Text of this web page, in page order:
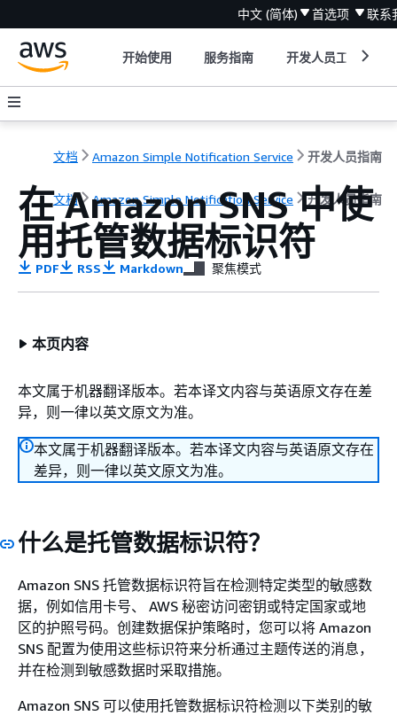
中文 (简体) 首选项 联系
开始使用 服务指南 开发人员工具
文档 Amazon Simple Notification Service 开发人员指南
文档 Amazon Simple Notification Service 开发人员指南
在 Amazon SNS 中使
用托管数据标识符
PDF RSS Markdown 聚焦模式
本页内容
本文属于机器翻译版本。若本译文内容与英语原文存在差
异，则一律以英文原文为准。
本文属于机器翻译版本。若本译文内容与英语原文存在
差异，则一律以英文原文为准。
什么是托管数据标识符？
Amazon SNS 托管数据标识符旨在检测特定类型的敏感数
据，例如信用卡号、 AWS 秘密访问密钥或特定国家或地
区的护照号码。创建数据保护策略时，您可以将 Amazon
SNS 配置为使用这些标识符来分析通过主题传送的消息，
并在检测到敏感数据时采取措施。
Amazon SNS 可以使用托管数据标识符检测以下类别的敏